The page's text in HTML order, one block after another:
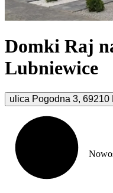
Domki Raj
Lubniewice
ulica Pogodna 3, 69210